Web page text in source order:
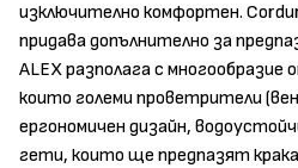
изключително комфортен.
придава допълнително за
ALEX разполага с
които големи проветрители
ергономичен дизайн,
гети, които ще предпазят